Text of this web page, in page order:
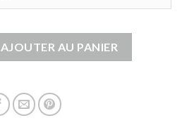
AJOUTER AU PANIER